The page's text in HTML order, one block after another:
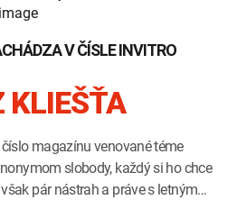
V ČÍSLE INVITRO
KLIEŠŤA
magazínu venované téme
slobody, každý si ho chce
pár nástrah a práve s letným…